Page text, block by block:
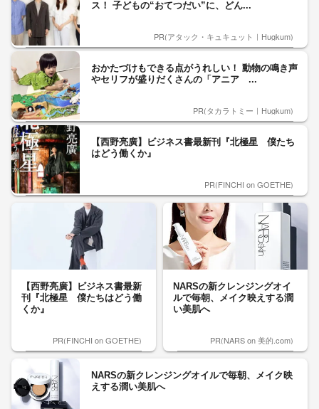
ス！ 子どもの“おてつだい”に、どん...
PR(アタック・キュキュット｜Hugkum)
おかたづけもできる点がうれしい！ 動物の鳴き声
やセリフが盛りだくさんの「アニア ...
PR(タカラトミー｜Hugkum)
【西野亮廣】ビジネス書最新刊『北極星 僕たち
はどう働くか』
PR(FINCHI on GOETHE)
【西野亮廣】ビジネス書最新
刊『北極星 僕たちはどう働
くか』
PR(FINCHI on GOETHE)
NARSの新クレンジングオイ
ルで毎朝、メイク映えする潤
い美肌へ
PR(NARS on 美的.com)
NARSの新クレンジングオイルで毎朝、メイク映
えする潤い美肌へ